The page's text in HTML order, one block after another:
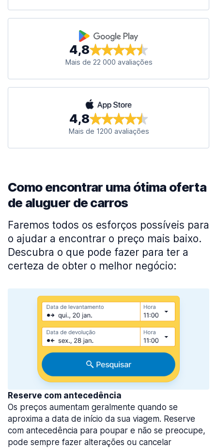
4,8
Mais de 22 000 avaliações
4,8
Mais de 1200 avaliações
Como encontrar uma ótima oferta
de aluguer de carros
Faremos todos os esforços possíveis para
o ajudar a encontrar o preço mais baixo.
Descubra o que pode fazer para ter a
certeza de obter o melhor negócio:
Reserve com antecedência
Os preços aumentam geralmente quando se
aproxima a data de início da sua viagem. Reserve
com antecedência para poupar e não se preocupe,
pode sempre fazer alterações ou cancelar